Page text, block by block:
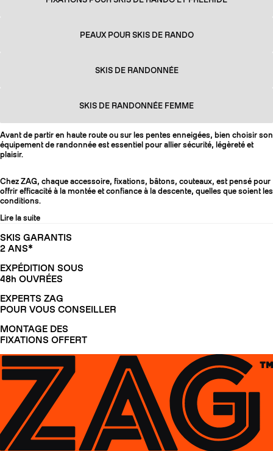
PEAUX POUR SKIS DE RANDO
SKIS DE RANDONNÉE
SKIS DE RANDONNÉE FEMME
Avant de partir en haute route ou sur les pentes enneigées, bien choisir son
équipement de randonnée est essentiel pour allier sécurité, légèreté et
plaisir.
Chez ZAG, chaque accessoire, fixations, bâtons, couteaux, est pensé pour
offrir efficacité à la montée et confiance à la descente, quelles que soient les
conditions.
Lire la suite
SKIS GARANTIS
2 ANS*
EXPÉDITION SOUS
48h OUVRÉES
EXPERTS ZAG
POUR VOUS CONSEILLER
MONTAGE DES
FIXATIONS OFFERT